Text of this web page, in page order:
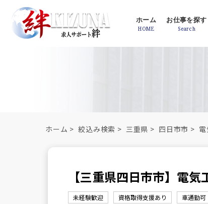
ホーム お仕事を探す
ホーム > 絞込み検索 > 三重県 > 四日市市 >
【三重県四日市市】電
未経験歓迎 資格取得支援あり 車通勤可